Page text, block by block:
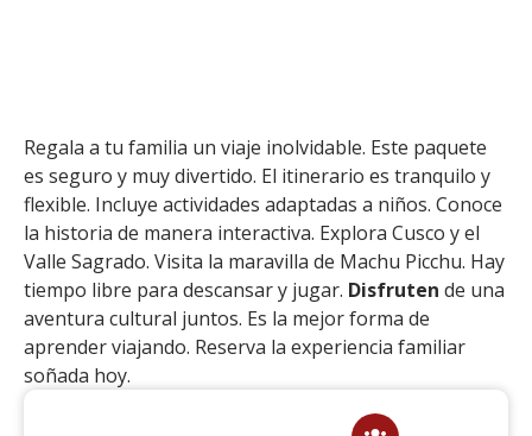
Regala a tu familia un viaje inolvidable. Este paquete
es seguro y muy divertido. El itinerario es tranquilo y
flexible. Incluye actividades adaptadas a niños. Conoce
la historia de manera interactiva. Explora Cusco y el
Valle Sagrado. Visita la maravilla de Machu Picchu. Hay
tiempo libre para descansar y jugar. Disfruten de una
aventura cultural juntos. Es la mejor forma de
aprender viajando. Reserva la experiencia familiar
soñada hoy.